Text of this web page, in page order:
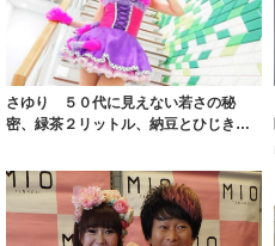
さゆり ５０代に見えない若さの秘
密、緑茶２リットル、納豆とひじき｜